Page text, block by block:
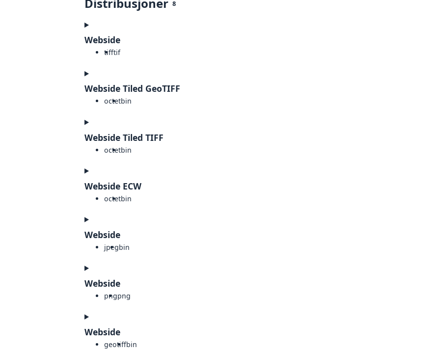
Distribusjoner 8
Webside
tifftif
Webside Tiled GeoTIFF
octetbin
Webside Tiled TIFF
octetbin
Webside ECW
octetbin
Webside
jpegbin
Webside
pngpng
Webside
geotiffbin